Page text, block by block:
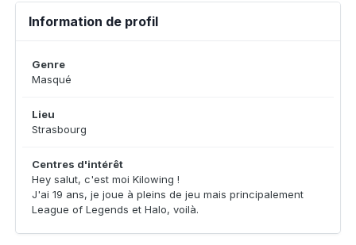
Information de profil
Genre
Masqué
Lieu
Strasbourg
Centres d'intérêt
Hey salut, c'est moi Kilowing !
J'ai 19 ans, je joue à pleins de jeu mais principalement
League of Legends et Halo, voilà.